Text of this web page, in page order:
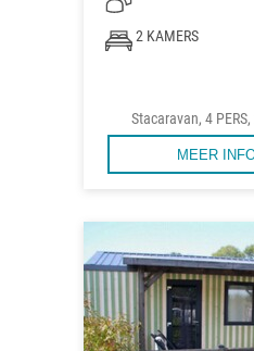
2 KAMERS
Stacaravan, 4
MEER